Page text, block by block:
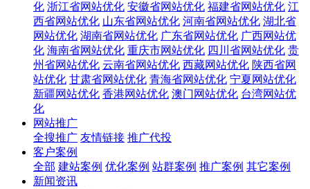
化 浙江省网站优化 安徽省网站优化 福建省网站优化 江
西省网站优化 山东省网站优化 河南省网站优化 湖北省
网站优化 湖南省网站优化 广东省网站优化 广西网站优
化 海南省网站优化 重庆市网站优化 四川省网站优化 贵
州省网站优化 云南省网站优化 西藏网站优化 陕西省网
站优化 甘肃省网站优化 青海省网站优化 宁夏网站优化
新疆网站优化 香港网站优化 澳门网站优化 台湾网站优
化
网站推广
全搜推广 友情链接 推广代投
客户案例
全部 建站案例 优化案例 站群案例 推广案例 其它案例
新闻资讯